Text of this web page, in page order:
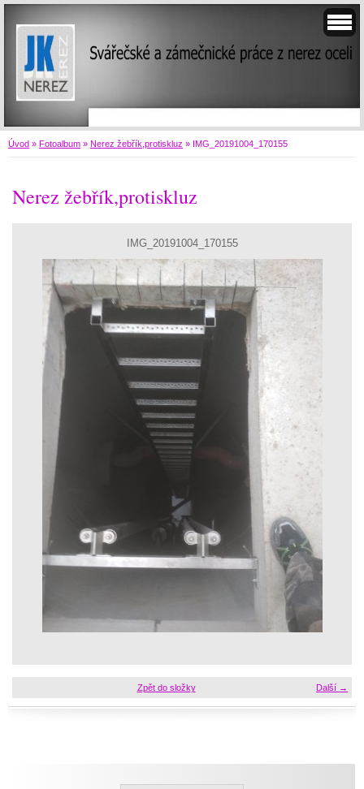
Úvod » Fotoalbum » Nerez žebřík,protiskluz » IMG_20191004_170155
Nerez žebřík,protiskluz
IMG_20191004_170155
Další →
Zpět do složky